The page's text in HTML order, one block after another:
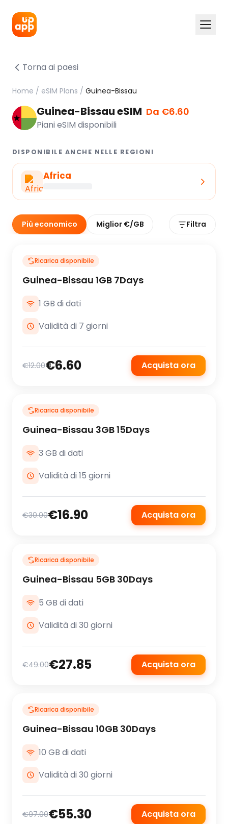
Torna ai paesi
Home / eSIM Plans / Guinea-Bissau
Guinea-Bissau eSIM Da €6.60
Piani eSIM disponibili
DISPONIBILE ANCHE NELLE REGIONI
Africa
Più economico Miglior €/GB Filtra
Ricarica disponibile
Guinea-Bissau 1GB 7Days
1 GB di dati
Validità di 7 giorni
€12.00€6.60 Acquista ora
Ricarica disponibile
Guinea-Bissau 3GB 15Days
3 GB di dati
Validità di 15 giorni
€30.00€16.90 Acquista ora
Ricarica disponibile
Guinea-Bissau 5GB 30Days
5 GB di dati
Validità di 30 giorni
€49.00€27.85 Acquista ora
Ricarica disponibile
Guinea-Bissau 10GB 30Days
10 GB di dati
Validità di 30 giorni
€97.00€55.30 Acquista ora